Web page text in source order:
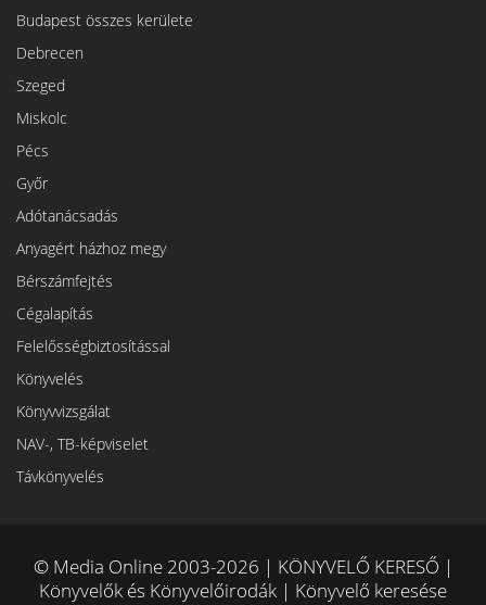
Budapest összes kerülete
Debrecen
Szeged
Miskolc
Pécs
Győr
Adótanácsadás
Anyagért házhoz megy
Bérszámfejtés
Cégalapítás
Felelősségbiztosítással
Könyvelés
Könyvvizsgálat
NAV-, TB-képviselet
Távkönyvelés
© Media Online 2003-2026 | KÖNYVELŐ KERESŐ |
Könyvelők és Könyvelőirodák | Könyvelő keresése